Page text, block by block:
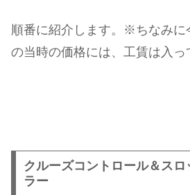
順番に紹介します。※ちなみに
の当時の価格には、工賃は入っ
クルーズコントロール＆ス
ラー